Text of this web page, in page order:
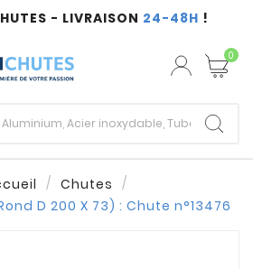
- LIVRAISON 24-48H !
0
Chutes
D 200 X 73) : Chute n°13476